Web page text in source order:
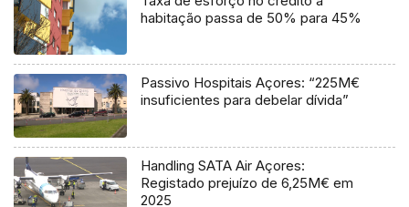
habitação passa de 50% para 45%
Passivo Hospitais Açores: “225M€
insuficientes para debelar dívida”
Handling SATA Air Açores:
Registado prejuízo de 6,25M€ em
2025